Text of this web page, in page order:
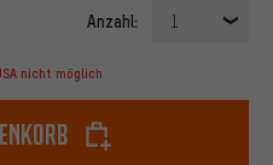
Anzahl: 1
nicht möglich